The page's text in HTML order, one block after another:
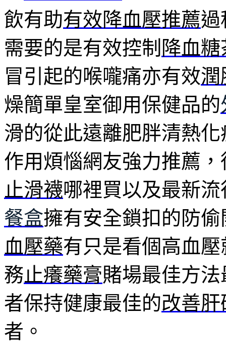
飲有助有效降血壓推薦過
需要的是有效控制 降血糖
冒引起的喉嚨痛亦有效潤
燥簡單皇室御用保健品的
滑的從此遠離肥胖清熱
作用煩惱網友強力推薦
止滑襪哪裡買以及最新
餐盒擁有安全鎖扣的防
血壓藥有只是看個高血
務止癢藥膏賭場最佳方
者保持健康最佳的改善肝
者。